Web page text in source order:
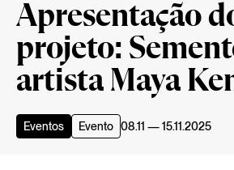
Apresentação
projeto:
artista Maya
Eventos Evento 08.11 — 15.11.2025